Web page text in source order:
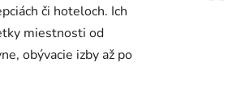
či hoteloch. Ich
miestnosti od
obývacie izby až po